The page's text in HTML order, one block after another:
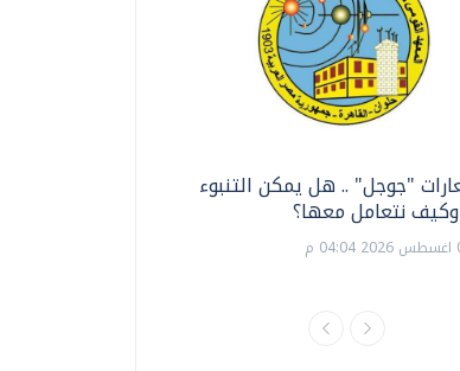
"جوجل" .. هل يمكن التنبوء
وكيف نتعامل معها؟